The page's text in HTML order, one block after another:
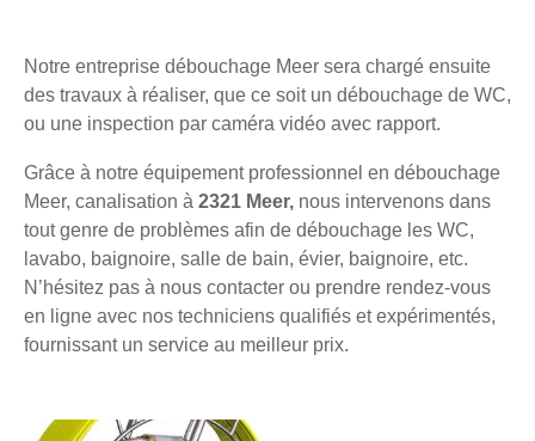
Notre entreprise débouchage Meer sera chargé ensuite
des travaux à réaliser, que ce soit un débouchage de WC,
ou une inspection par caméra vidéo avec rapport.
Grâce à notre équipement professionnel en débouchage
Meer, canalisation à 2321 Meer, nous intervenons dans
tout genre de problèmes afin de débouchage les WC,
lavabo, baignoire, salle de bain, évier, baignoire, etc.
N’hésitez pas à nous contacter ou prendre rendez-vous
en ligne avec nos techniciens qualifiés et expérimentés,
fournissant un service au meilleur prix.